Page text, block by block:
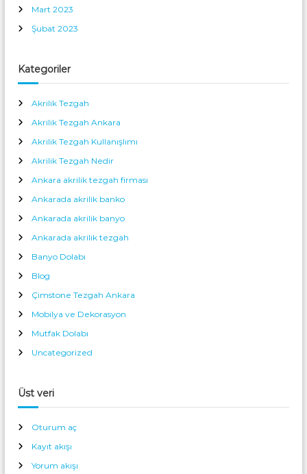
Mart 2023
Şubat 2023
Kategoriler
Akrilik Tezgah
Akrilik Tezgah Ankara
Akrilik Tezgah Kullanışlımı
Akrilik Tezgah Nedir
Ankara akrilik tezgah firması
Ankarada akrilik banko
Ankarada akrilik banyo
Ankarada akrilik tezgah
Banyo Dolabı
Blog
Çimstone Tezgah Ankara
Mobilya ve Dekorasyon
Mutfak Dolabı
Uncategorized
Üst veri
Oturum aç
Kayıt akışı
Yorum akışı